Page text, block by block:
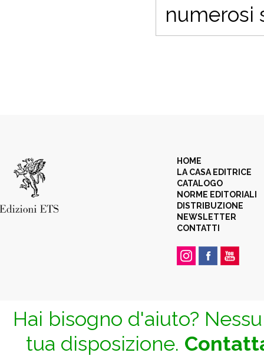
numerosi
HOME
LA CASA EDITRICE
CATALOGO
NORME EDITORIALI
DISTRIBUZIONE
NEWSLETTER
CONTATTI
Hai bisogno d'aiuto?
tua disposizione.